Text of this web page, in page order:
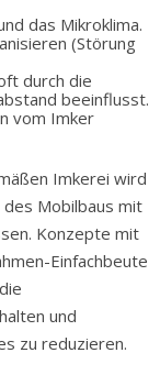
das Mikroklima.
(Störung
durch die
beeinflusst.
vom Imker
Imkerei wird
Mobilbaus mit
Konzepte mit
Einfachbeute
und
zu reduzieren.